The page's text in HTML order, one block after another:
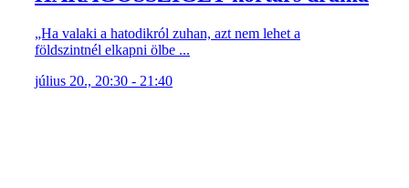
„Ha valaki a hatodikról zuhan, azt nem lehet a
földszintnél elkapni ölbe ...
július 20., 20:30 - 21:40